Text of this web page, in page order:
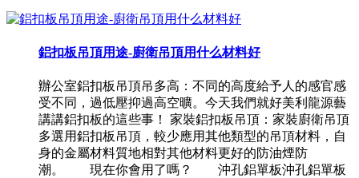
鋁扣板吊頂用途-廚衛吊頂用什么材料好
辦公室鋁扣板吊頂吊多高：不同的高度給予人的感官感
受不同，過低壓抑過高空曠。今天我們就好美利龍源藝
講講鋁扣板的這些事！ 家裝鋁扣板吊頂：家裝廚衛吊頂
多選用鋁扣板吊頂，較少應用其他類型的吊頂材料，自
身的金屬材料質地相對其他材料更好的防油煙防
潮。 現在你會用了嗎？ 沖孔鋁單板沖孔鋁單板